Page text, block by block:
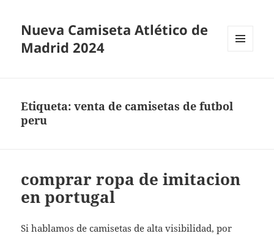
Nueva Camiseta Atlético de
Madrid 2024
Etiqueta:venta de camisetas de futbol
peru
comprar ropa de imitacion
en portugal
Si hablamos de camisetas de alta visibilidad, por